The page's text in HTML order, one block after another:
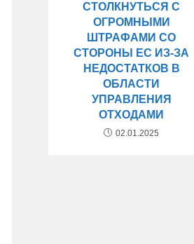
СТОЛКНУТЬСЯ С
ОГРОМНЫМИ
ШТРАФАМИ СО
СТОРОНЫ ЕС ИЗ-ЗА
НЕДОСТАТКОВ В
ОБЛАСТИ
УПРАВЛЕНИЯ
ОТХОДАМИ
02.01.2025